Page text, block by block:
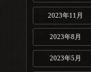
2023年11月
2023年8月
2023年5月